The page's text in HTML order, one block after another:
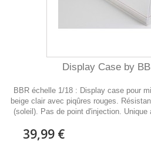
Display Case by
BBR échelle 1/18 : Display case pour
beige clair avec piqûres rouges.
(soleil). Pas de point d'injection.
39,99 €